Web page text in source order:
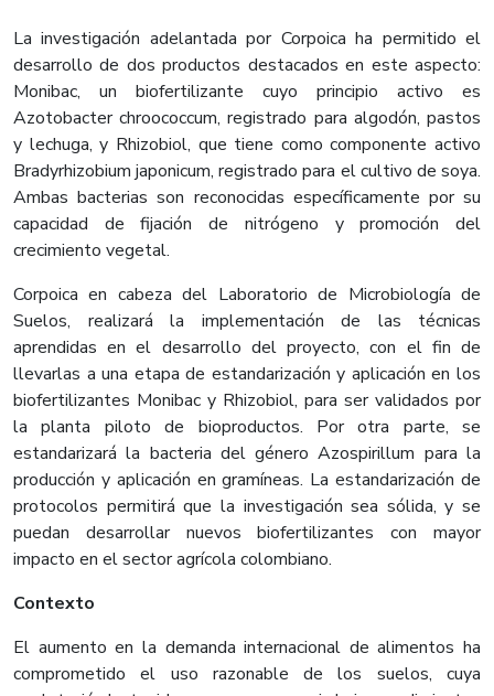
La investigación adelantada por Corpoica ha permitido el
desarrollo de dos productos destacados en este aspecto:
Monibac, un biofertilizante cuyo principio activo es
Azotobacter chroococcum, registrado para algodón, pastos
y lechuga, y Rhizobiol, que tiene como componente activo
Bradyrhizobium japonicum, registrado para el cultivo de soya.
Ambas bacterias son reconocidas específicamente por su
capacidad de fijación de nitrógeno y promoción del
crecimiento vegetal.
Corpoica en cabeza del Laboratorio de Microbiología de
Suelos, realizará la implementación de las técnicas
aprendidas en el desarrollo del proyecto, con el fin de
llevarlas a una etapa de estandarización y aplicación en los
biofertilizantes Monibac y Rhizobiol, para ser validados por
la planta piloto de bioproductos. Por otra parte, se
estandarizará la bacteria del género Azospirillum para la
producción y aplicación en gramíneas. La estandarización de
protocolos permitirá que la investigación sea sólida, y se
puedan desarrollar nuevos biofertilizantes con mayor
impacto en el sector agrícola colombiano.
Contexto
El aumento en la demanda internacional de alimentos ha
comprometido el uso razonable de los suelos, cuya